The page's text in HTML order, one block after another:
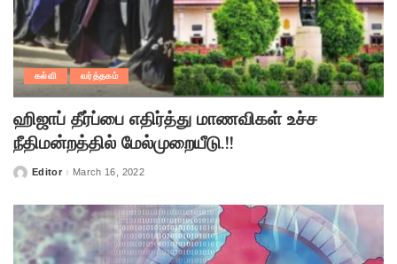
கல்வி வர்த்தகம்
ஹிஜாப் தீர்ப்பை எதிர்த்து மாணவிகள் உச்ச
நீதிமன்றத்தில் மேல்முறையீடு.!!
PostedEditor March 16, 2022